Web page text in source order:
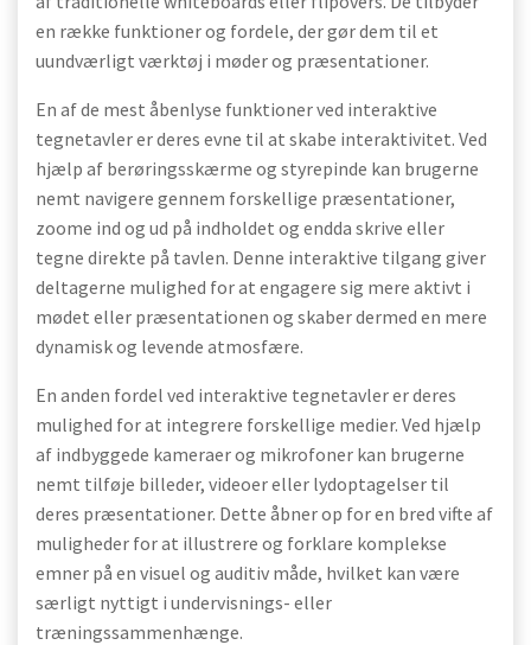
en række funktioner og fordele, der gør dem til et
uundværligt værktøj i møder og præsentationer.
En af de mest åbenlyse funktioner ved interaktive
tegnetavler er deres evne til at skabe interaktivitet. Ved
hjælp af berøringsskærme og styrepinde kan brugerne
nemt navigere gennem forskellige præsentationer,
zoome ind og ud på indholdet og endda skrive eller
tegne direkte på tavlen. Denne interaktive tilgang giver
deltagerne mulighed for at engagere sig mere aktivt i
mødet eller præsentationen og skaber dermed en mere
dynamisk og levende atmosfære.
En anden fordel ved interaktive tegnetavler er deres
mulighed for at integrere forskellige medier. Ved hjælp
af indbyggede kameraer og mikrofoner kan brugerne
nemt tilføje billeder, videoer eller lydoptagelser til
deres præsentationer. Dette åbner op for en bred vifte af
muligheder for at illustrere og forklare komplekse
emner på en visuel og auditiv måde, hvilket kan være
særligt nyttigt i undervisnings- eller
træningssammenhænge.